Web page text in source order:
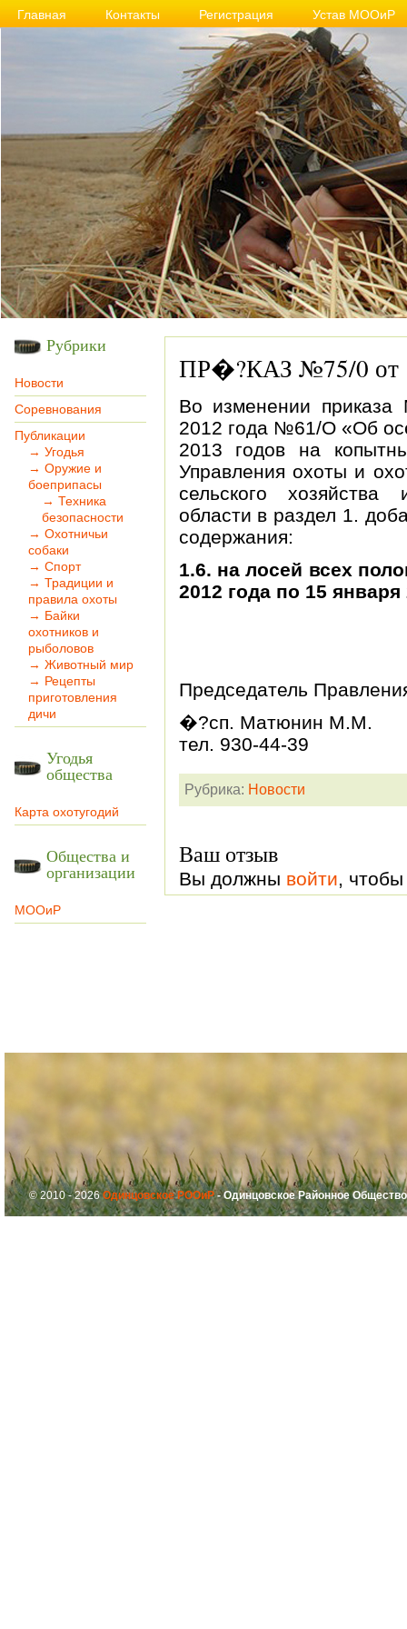
Главная Контакты Регистрация Устав МООиР
Рубрики
Новости
Соревнования
Публикации
→ Угодья
→ Оружие и
боеприпасы
→ Техника
безопасности
→ Охотничьи
собаки
→ Спорт
→ Традиции и
правила охоты
→ Байки
охотников и
рыболовов
→ Животный мир
→ Рецепты
приготовления
дичи
Угодья
общества
Карта охотугодий
Общества и
организации
МООиР
ПР�?КАЗ №75/0 от
Во изменении
2012 года №61/О «Об
2013 годов на
Управления охоты и
сельского хозяйства
области в раздел 1.
содержания:
1.6. на лосей всех
2012 года по 15 января
Председатель
�?сп. Матюнин М.М.
тел. 930-44-39
Рубрика: Новости
Ваш отзыв
Вы должны войти,
© 2010 - 2026Одинцовское РООиР- Одинцовское Районное